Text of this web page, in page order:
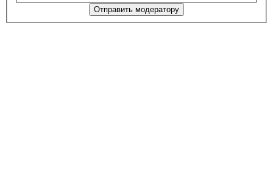
Отправить модератору